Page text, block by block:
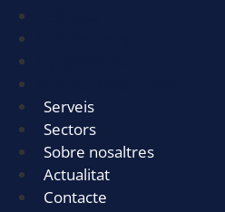
Serveis
Sectors
Sobre nosaltres
Actualitat
Contacte